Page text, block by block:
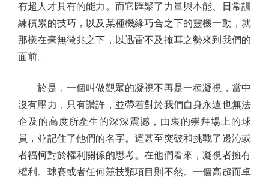
有超人才具有的能力。而它匯聚了力量與本能、日常訓
練積累的技巧，以及某種機緣巧合之下的靈機一動，就
那樣在毫無徵兆之下，以迅雷不及掩耳之勢來到我們的
面前。
於是，一個叫做觀眾的凝視不再是一種凝視，當中
沒有壓力，只有讚許，並帶着對於我們自身永遠也無法
企及的高度所產生的深深震撼，由衷的崇拜場上的球
員，並記住了他們的名字。這甚至突破和挑戰了邊沁或
者福柯對於權利關係的思考。在他們看來，凝視者擁有
權利。球賽或者任何競技類項目則不然。一個高超而卓